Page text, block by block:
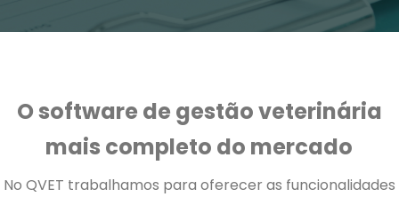
O software de gestão veterinária
mais completo do mercado
No QVET trabalhamos para oferecer as funcionalidades